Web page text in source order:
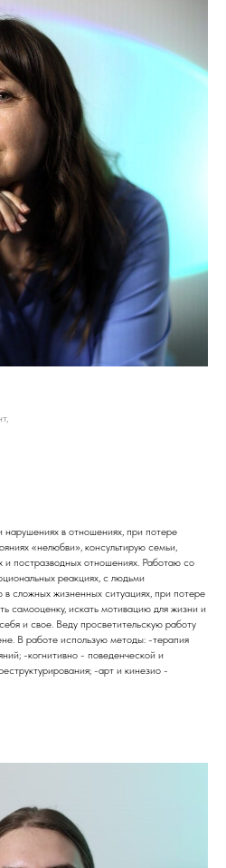
в отношениях, при потере
«нелюбви», консультирую семьи,
и постразводных отношениях. Работаю со
реакциях, с людьми
сложных жизненных ситуациях, при потере
самооценку, искать мотивацию для жизни и
и свое. Веду просветительскую работу
В работе использую методы: -терапия
-когнитивно - поведенческой и
-арт и кинезио -